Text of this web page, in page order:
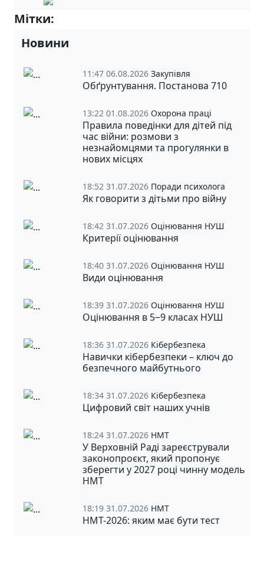
Мітки:
Новини
11:47 06.08.2026 Закупівля
Обґрунтування. Постанова 710
13:22 01.08.2026 Охорона праці
Правила поведінки для дітей під
час війни: розмови з
незнайомцями та прогулянки в
нових місцях
18:52 31.07.2026 Поради психолога
Як говорити з дітьми про війну
18:42 31.07.2026 Оцінювання НУШ
Критерії оцінювання
18:40 31.07.2026 Оцінювання НУШ
Види оцінювання
18:39 31.07.2026 Оцінювання НУШ
Оцінювання в 5‒9 класах НУШ
18:36 31.07.2026 Кібербезпека
Навички кібербезпеки – ключ до
безпечного майбутнього
18:34 31.07.2026 Кібербезпека
Цифровий світ наших учнів
18:24 31.07.2026 НМТ
У Верховній Раді зареєстрували
законопроєкт, який пропонує
зберегти у 2027 році чинну модель
НМТ
18:19 31.07.2026 НМТ
НМТ-2026: яким має бути тест